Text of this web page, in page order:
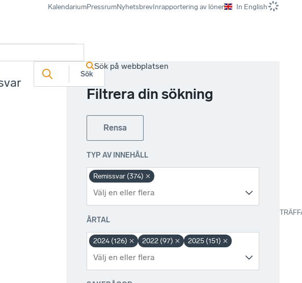
KalendariumPressrumNyhetsbrevInrapportering av löner In English
Sök på webbplatsen
Filtrera din sökning
Rensa
TYP AV INNEHÅLL
Remissvar (374)
ÅRTAL
2024 (126) 2022 (97) 2025 (151)
Sök